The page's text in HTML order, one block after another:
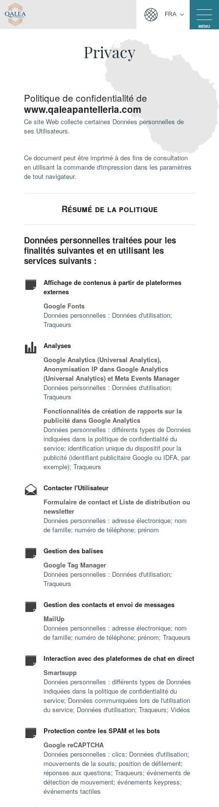
FRA
MENU
Privacy
Politique de confidentialité de
www.qaleapantelleria.com
Ce site Web collecte certaines Données personnelles de
ses Utilisateurs.
Ce document peut être imprimé à des fins de consultation
en utilisant la commande d'impression dans les paramètres
de tout navigateur.
Résumé de la politique
Données personnelles traitées pour les
finalités suivantes et en utilisant les
services suivants :
Affichage de contenus à partir de plateformes
externes
Google Fonts
Données personnelles : Données d'utilisation;
Traqueurs
Analyses
Google Analytics (Universal Analytics),
Anonymisation IP dans Google Analytics
(Universal Analytics) et Meta Events Manager
Données personnelles : Données d'utilisation;
Traqueurs
Fonctionnalités de création de rapports sur la
publicité dans Google Analytics
Données personnelles : différents types de Données
indiquées dans la politique de confidentialité du
service; identification unique du dispositif pour la
publicité (identifiant publicitaire Google ou IDFA, par
exemple); Traqueurs
Contacter l'Utilisateur
Formulaire de contact et Liste de distribution ou
newsletter
Données personnelles : adresse électronique; nom
de famille; numéro de téléphone; prénom
Gestion des balises
Google Tag Manager
Données personnelles : Données d'utilisation;
Traqueurs
Gestion des contacts et envoi de messages
MailUp
Données personnelles : adresse électronique; nom
de famille; numéro de téléphone; prénom; Traqueurs
Interaction avec des plateformes de chat en direct
Smartsupp
Données personnelles : différents types de Données
indiquées dans la politique de confidentialité du
service; Données communiquées lors de l'utilisation
du service; Données d'utilisation; Traqueurs; Vidéos
Protection contre les SPAM et les bots
Google reCAPTCHA
Données personnelles : clics; Données d'utilisation;
mouvements de la souris; position de défilement;
réponses aux questions; Traqueurs; événements de
détection de mouvement; événements keypress;
événements tactiles